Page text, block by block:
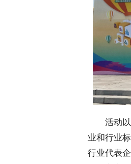
活动以“
业和行业
行业代表